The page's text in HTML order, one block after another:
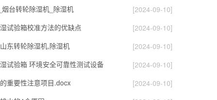
台转轮除湿机_除湿机
[2024-09-10]
试验箱校准方法的优缺点
[2024-09-10]
东转轮除湿机,除湿机
[2024-09-10]
试验箱 环境安全可靠性测试设备
[2024-09-10]
重要性注意项目.docx
[2024-09-10]